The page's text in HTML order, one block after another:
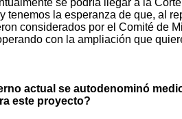
se podría llegar a la
tenemos la esperanza de que, al
considerados por el Comité de
con la ampliación que
actual se autodenominó
este proyecto?